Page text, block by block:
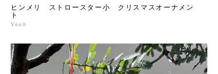
ヒンメリ ストロースター小 クリスマスオーナメン
ト
¥660